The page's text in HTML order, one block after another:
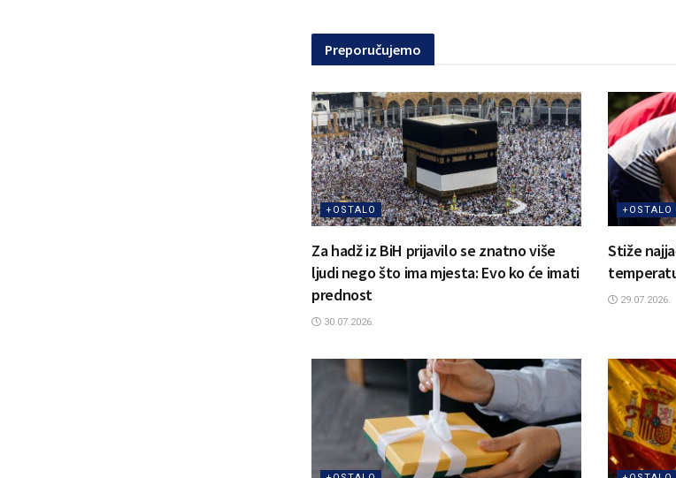
Preporučujemo
+OSTALO
Za hadž iz BiH prijavilo se znatno više
ljudi nego što ima mjesta: Evo ko će imati
prednost
30.07.2026.
+OSTALO
Stiže
29.07.2026.